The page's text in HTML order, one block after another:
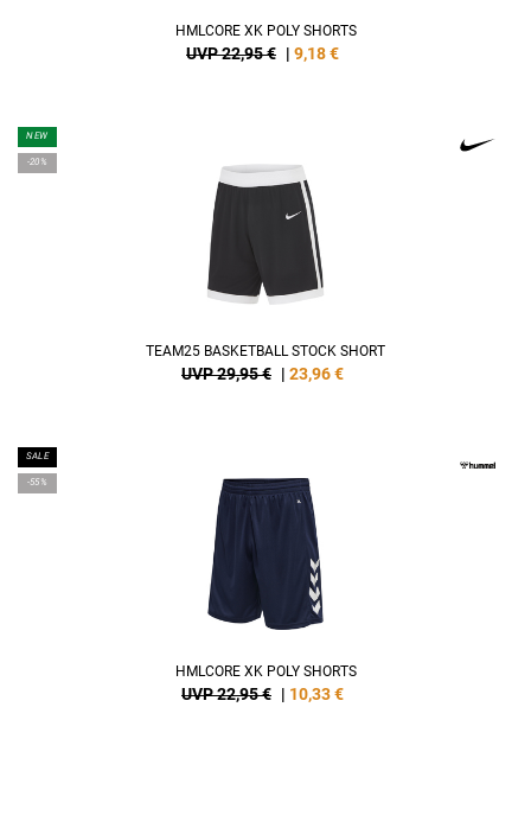
HMLCORE XK POLY SHORTS
UVP 22,95 € | 9,18€
NEW
-20%
TEAM25 BASKETBALL STOCK SHORT
UVP 29,95 € | 23,96€
SALE
-55%
HMLCORE XK POLY SHORTS
UVP 22,95 € | 10,33€